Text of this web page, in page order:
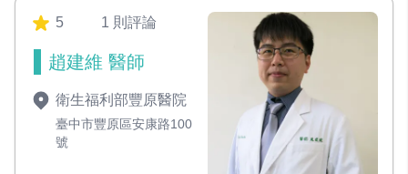
5 1 則評論
趙建維 醫師
衛生福利部豐原醫院
臺中市豐原區安康路100
號